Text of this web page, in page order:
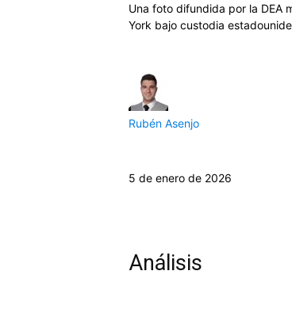
Una foto difundida por la DEA
York bajo custodia
Rubén Asenjo
5 de enero de 2026
Análisis